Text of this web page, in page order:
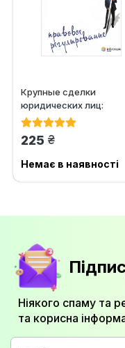
Крупные сделки
юридических лиц:
правовое
225 грн.
Немає в наявності
Ніякого спаму та
та корисна